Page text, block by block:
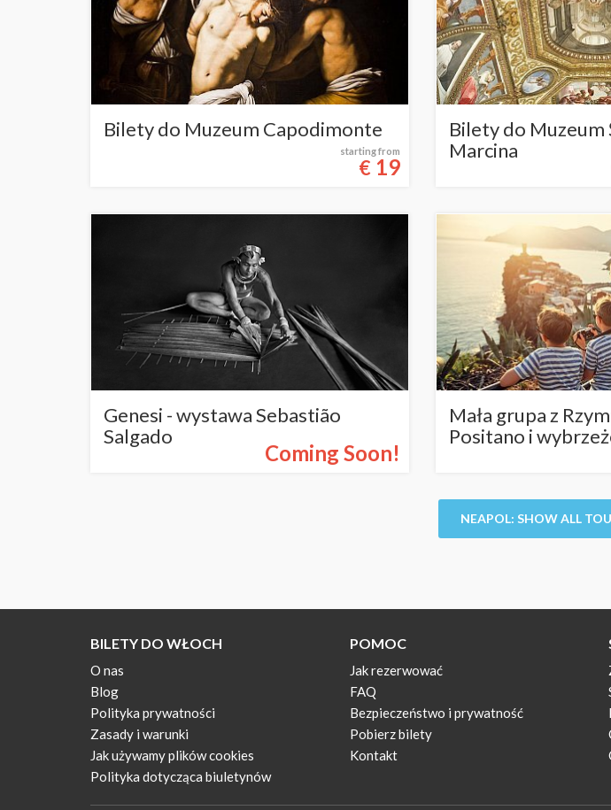
Bilety do Muzeum Capodimonte
starting from
€ 19
Bilety do Muzeum
Marcina
Genesi - wystawa Sebastião
Salgado
Coming Soon!
Mała grupa z
Positano i
NEAPOL: SHOW ALL
BILETY DO WŁOCH
O nas
Blog
Polityka prywatności
Zasady i warunki
Jak używamy plików cookies
Polityka dotycząca biuletynów
POMOC
Jak rezerwować
FAQ
Bezpieczeństwo i prywatność
Pobierz bilety
Kontakt